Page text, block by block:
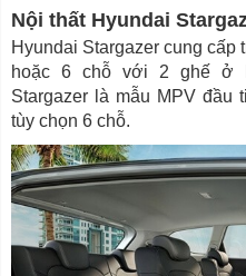
Nội thất Hyundai
Hyundai Stargazer cung cấp
hoặc 6 chỗ với 2 ghế ở
Stargazer là mẫu MPV đầu
tùy chọn 6 chỗ.